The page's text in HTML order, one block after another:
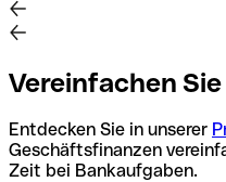
Vereinfachen
Entdecken Sie in unserer
Geschäftsfinanzen
Zeit bei Bankaufgaben.